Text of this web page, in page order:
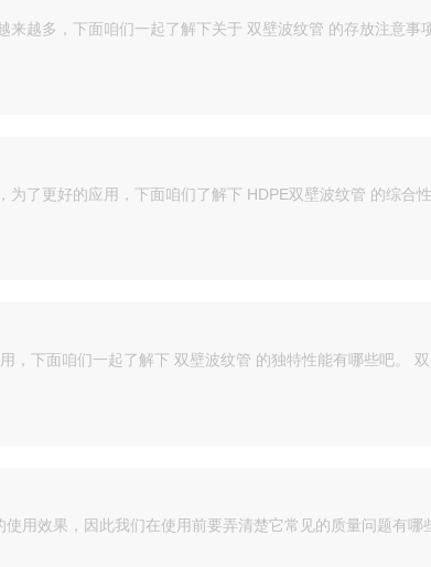
越多，下面咱们一起了解下关于 双壁波纹管 的存放注意事
了更好的应用，下面咱们了解下 HDPE双壁波纹管 的综合性
下面咱们一起了解下 双壁波纹管 的独特性能有哪些吧。
用效果，因此我们在使用前要弄清楚它常见的质量问题有哪